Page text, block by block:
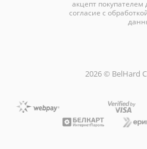
акцепт
согласие с
2026 © BelHard